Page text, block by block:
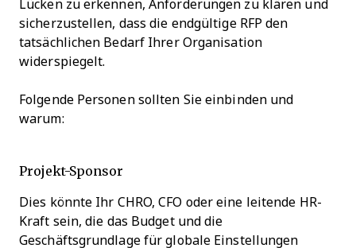
Lücken zu erkennen, Anforderungen zu klären und
sicherzustellen, dass die endgültige RFP den
tatsächlichen Bedarf Ihrer Organisation
widerspiegelt.
Folgende Personen sollten Sie einbinden und
warum:
Projekt-Sponsor
Dies könnte Ihr CHRO, CFO oder eine leitende HR-
Kraft sein, die das Budget und die
Geschäftsgrundlage für globale Einstellungen